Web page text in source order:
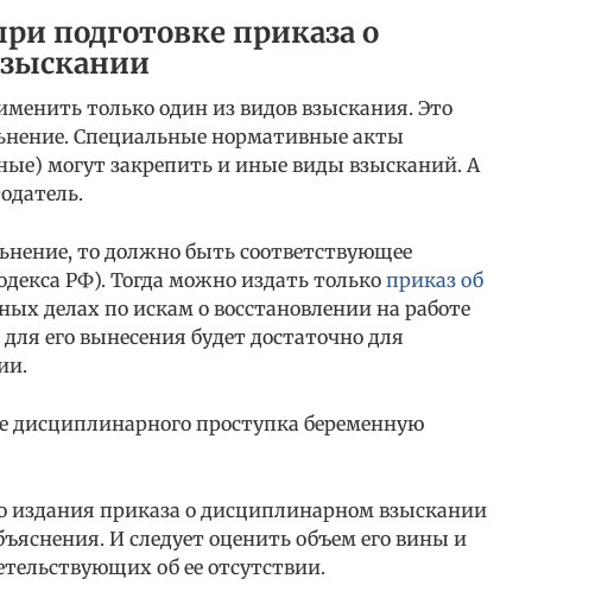
подготовке приказа о
только один из видов взыскания. Это
Специальные нормативные акты
могут закрепить и иные виды взысканий. А
то должно быть соответствующее
РФ). Тогда можно издать только приказ об
делах по искам о восстановлении на работе
его вынесения будет достаточно для
дисциплинарного проступка беременную
приказа о дисциплинарном взыскании
И следует оценить объем его вины и
об ее отсутствии.